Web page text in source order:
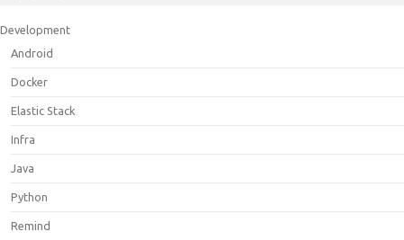
Development
Android
Docker
Elastic Stack
Infra
Java
Python
Remind